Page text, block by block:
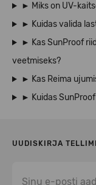
► Miks on UV-
► Kuidas valida
► Kas SunProof
veetmiseks?
► Kas Reima
► Kuidas
UUDISKIRJA